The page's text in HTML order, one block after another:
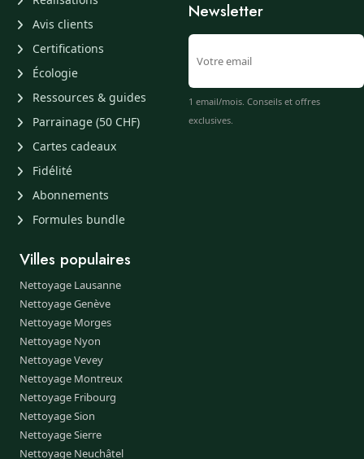
Avis clients
Certifications
Écologie
Ressources & guides
Parrainage (50 CHF)
Cartes cadeaux
Fidélité
Abonnements
Formules bundle
Newsletter
1 email/mois. Conseils et offres
exclusives.
Villes populaires
Nettoyage Lausanne
Nettoyage Genève
Nettoyage Morges
Nettoyage Nyon
Nettoyage Vevey
Nettoyage Montreux
Nettoyage Fribourg
Nettoyage Sion
Nettoyage Sierre
Nettoyage Neuchâtel